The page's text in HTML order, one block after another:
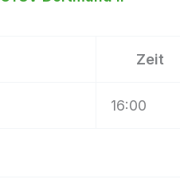
Zeit
16:00